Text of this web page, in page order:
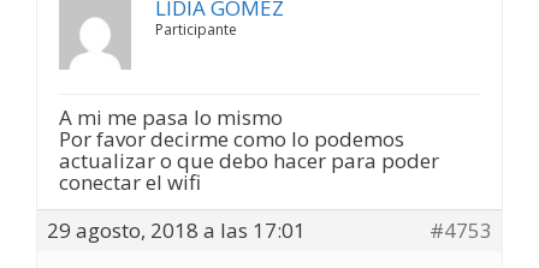
LIDIA GOMEZ
Participante
A mi me pasa lo mismo
Por favor decirme como lo podemos
actualizar o que debo hacer para poder
conectar el wifi
29 agosto, 2018 a las 17:01
#4753